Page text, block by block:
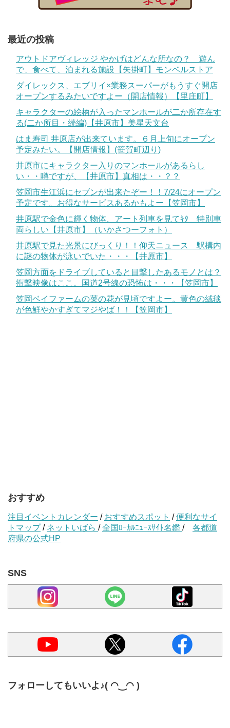
最近の投稿
アウトドアヴィレッジ やかげはどんな所なの？ 遊ん
で、食べて、泊まれる施設【矢掛町】モンベルストア
ダイレックス、エブリイ×業務スーパーがもうすぐ開店
オープンするみたいですよー（開店情報）【里庄町】
キャラクターの絵柄が入ったマンホールが二か所存在す
る(二か所目・続編)【井原市】美星天文台
はま寿司 井原店が出来ています。６月上旬にオープン
予定みたい。【開店情報】(笹賀町辺り)
井原市にキャラクター入りのマンホールがあるらし
い・・噂ですが、【井原市】真相は・・？？
笠岡市生江浜にセブンが出来たぞー！！7/24にオープン
予定です。お得なサービスあるかもよー【笠岡市】
井原駅で金色に輝く物体、アート列車を見てｷﾀ 特別車
両らしい【井原市】（いかさつーフォト）
井原駅で見た光景にびっくり！！仰天ニュース 駅構内
に謎の物体が泳いでいた・・・【井原市】
笠岡方面をドライブしていると目撃したあるモノとは？
衝撃映像はここ。国道2号線の恐怖は・・・【笠岡市】
笠岡ベイファームの菜の花が見頃ですよー。黄色の絨毯
が色鮮やかすぎてマジやば！！【笠岡市】
おすすめ
注目イベントカレンダー / おすすめスポット /便利なサイ
トマップ/ ネットいばら /全国ﾛｰｶﾙﾆｭｰｽｻｲﾄ名鑑 / 各都道
府県の公式HP
SNS
フォローしてもいいよ♪( ◠‿◠ )